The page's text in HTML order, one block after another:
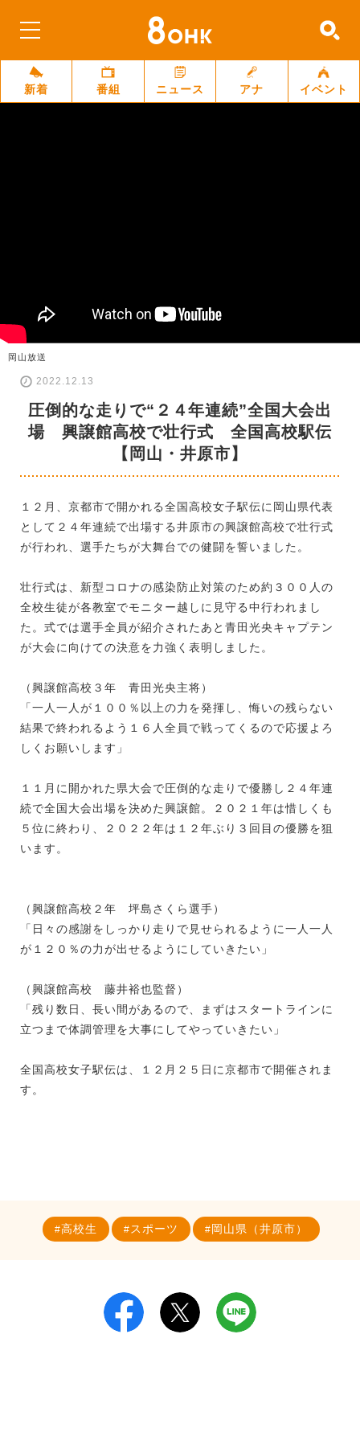
新着 番組 ニュース アナ イベント
岡山放送
2022.12.13
圧倒的な走りで“２４年連続”全国大会出
場 興譲館高校で壮行式 全国高校駅伝
【岡山・井原市】
１２月、京都市で開かれる全国高校女子駅伝に岡山県代表
として２４年連続で出場する井原市の興譲館高校で壮行式
が行われ、選手たちが大舞台での健闘を誓いました。
壮行式は、新型コロナの感染防止対策のため約３００人の
全校生徒が各教室でモニター越しに見守る中行われまし
た。式では選手全員が紹介されたあと青田光央キャプテン
が大会に向けての決意を力強く表明しました。
（興譲館高校３年 青田光央主将）
「一人一人が１００％以上の力を発揮し、悔いの残らない
結果で終われるよう１６人全員で戦ってくるので応援よろ
しくお願いします」
１１月に開かれた県大会で圧倒的な走りで優勝し２４年連
続で全国大会出場を決めた興譲館。２０２１年は惜しくも
５位に終わり、２０２２年は１２年ぶり３回目の優勝を狙
います。
（興譲館高校２年 坪島さくら選手）
「日々の感謝をしっかり走りで見せられるように一人一人
が１２０％の力が出せるようにしていきたい」
（興譲館高校 藤井裕也監督）
「残り数日、長い間があるので、まずはスタートラインに
立つまで体調管理を大事にしてやっていきたい」
全国高校女子駅伝は、１２月２５日に京都市で開催されま
す。
高校生 スポーツ 岡山県（井原市）